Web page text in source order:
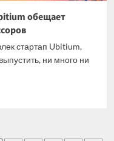
обещает
стартап Ubitium,
ни много ни